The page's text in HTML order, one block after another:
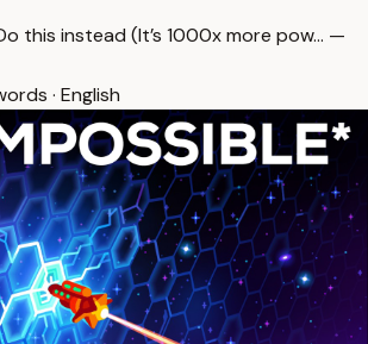
this instead (It’s 1000x more pow… —
· English